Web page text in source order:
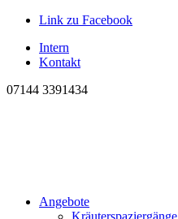
Link zu Facebook
Intern
Kontakt
07144 3391434
Angebote
Kräuterspaziergänge